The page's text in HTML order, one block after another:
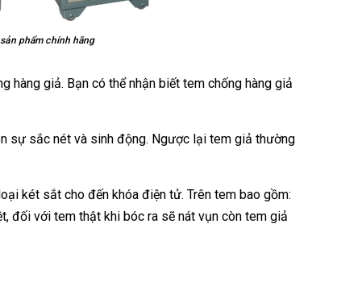
phẩm chính hãng
hàng giả. Bạn có thể nhận biết tem chống hàng giả
sự sắc nét và sinh động. Ngược lại tem giả thường
két sắt cho đến khóa điện tử. Trên tem bao gồm:
đối với tem thật khi bóc ra sẽ nát vụn còn tem giả